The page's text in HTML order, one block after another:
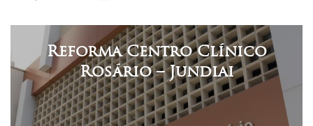
Reforma Centro Clínico
Rosário – Jundiai